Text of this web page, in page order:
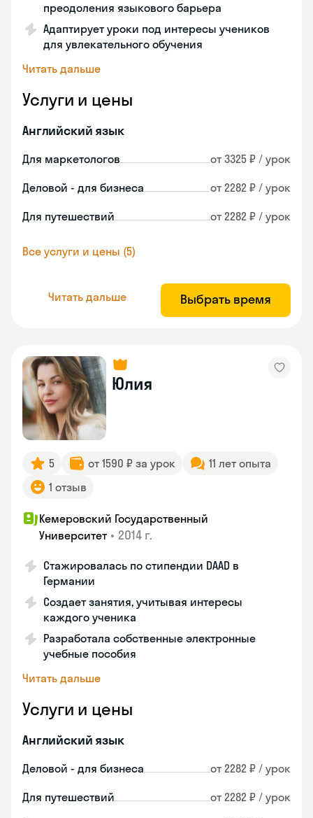
преодоления языкового барьера
Адаптирует уроки под интересы учеников
для увлекательного обучения
Читать дальше
Услуги и цены
Английский язык
Для маркетологов от 3325 ₽ / урок
Деловой - для бизнеса от 2282 ₽ / урок
Для путешествий от 2282 ₽ / урок
Все услуги и цены (5)
Читать дальше Выбрать время
Юлия
5 от 1590 ₽ за урок
11 лет опыта
1 отзыв
Кемеровский Государственный
Университет • 2014 г.
Стажировалась по стипендии DAAD в
Германии
Создает занятия, учитывая интересы
каждого ученика
Разработала собственные электронные
учебные пособия
Читать дальше
Услуги и цены
Английский язык
Деловой - для бизнеса от 2282 ₽ / урок
Для путешествий от 2282 ₽ / урок